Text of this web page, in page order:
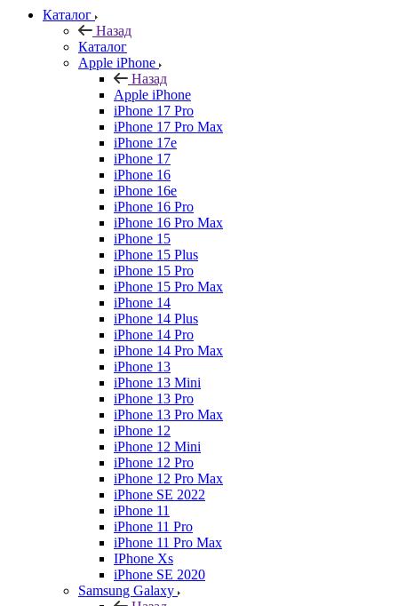
Каталог
Назад
Каталог
Apple iPhone
Назад
Apple iPhone
iPhone 17 Pro
iPhone 17 Pro Max
iPhone 17e
iPhone 17
iPhone 16
iPhone 16e
iPhone 16 Pro
iPhone 16 Pro Max
iPhone 15
iPhone 15 Plus
iPhone 15 Pro
iPhone 15 Pro Max
iPhone 14
iPhone 14 Plus
iPhone 14 Pro
iPhone 14 Pro Max
iPhone 13
iPhone 13 Mini
iPhone 13 Pro
iPhone 13 Pro Max
iPhone 12
iPhone 12 Mini
iPhone 12 Pro
iPhone 12 Pro Max
iPhone SE 2022
iPhone 11
iPhone 11 Pro
iPhone 11 Pro Max
IPhone Xs
iPhone SE 2020
Samsung Galaxy